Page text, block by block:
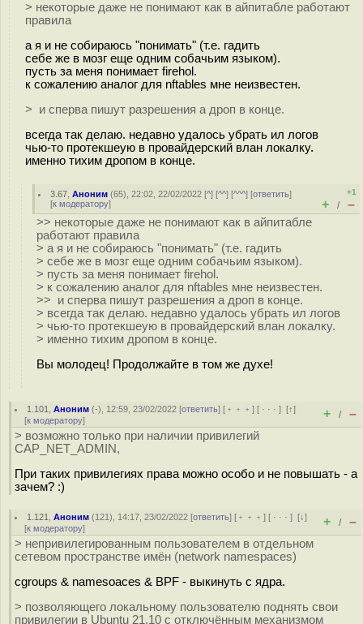
> некоторые даже не понимают как в айпитабле работают
правила
а я и не собираюсь "понимать" (т.е. гадить
себе же в мозг еще одним собачьим языком).
пусть за меня понимает firehol.
к сожалению аналог для nftables мне неизвестен.
> и сперва пишут разрешения а дроп в конце.
всегда так делаю. недавно удалось убрать ил логов
чью-то протекшеую в провайдерский влан локалку.
именно тихим дропом в конце.
3.67 ,Аноним (65), 22:02, 22/02/2022 [^] [^^] [^^^] [ответить]
[к модератору]
+1
+ / –
>> некоторые даже не понимают как в айпитабле
работают правила
> а я и не собираюсь "понимать" (т.е. гадить
> себе же в мозг еще одним собачьим языком).
> пусть за меня понимает firehol.
> к сожалению аналог для nftables мне неизвестен.
>> и сперва пишут разрешения а дроп в конце.
> всегда так делаю. недавно удалось убрать ил логов
> чью-то протекшеую в провайдерский влан локалку.
> именно тихим дропом в конце.
Вы молодец! Продолжайте в том же духе!
1.101 ,Аноним (-), 12:59, 23/02/2022 [ответить] [ ﹢﹢﹢] [ · · ·][↑]
[к модератору] + / –
> возможно только при наличии привилегий
CAP_NET_ADMIN,
При таких привилегиях права можно особо и не повышать - а
зачем? :)
1.121 ,Аноним (121), 14:17, 23/02/2022 [ответить] [ ﹢﹢﹢] [ · · ·][↓]
[к модератору] + / –
> непривилегированным пользователем в отдельном
сетевом пространстве имён (network namespaces)
cgroups & namesoaces & BPF - выкинуть с ядра.
> позволяющего локальному пользователю поднять свои
привилегии в Ubuntu 21.10 c отключённым механизмом